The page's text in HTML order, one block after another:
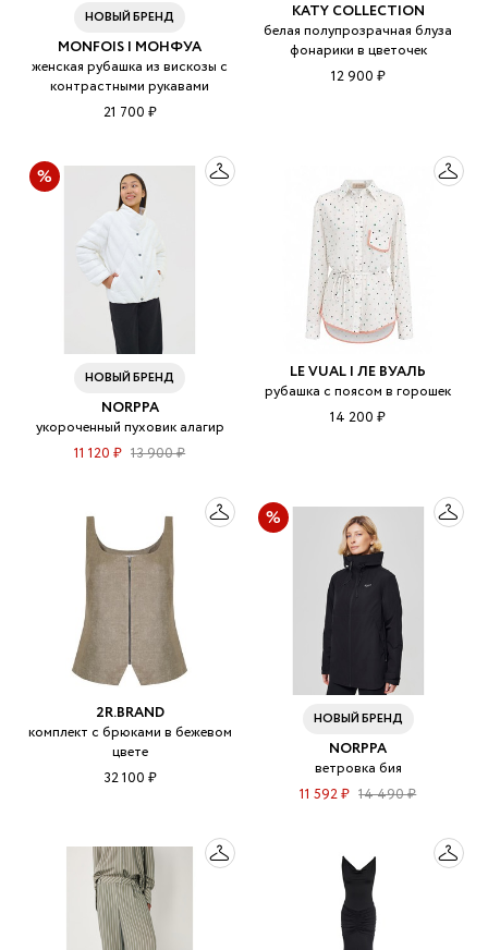
НОВЫЙ БРЕНД
MONFOIS | МОНФУА
женская рубашка из вискозы с
контрастными рукавами
21 700 ₽
KATY COLLECTION
белая полупрозрачная блуза
фонарики в цветочек
12 900 ₽
НОВЫЙ БРЕНД
NORPPA
укороченный пуховик алагир
11 120 ₽ 13 900 ₽
LE VUAL | ЛЕ ВУАЛЬ
рубашка с поясом в горошек
14 200 ₽
2R.BRAND
комплект с брюками в бежевом
цвете
32 100 ₽
НОВЫЙ БРЕНД
NORPPA
ветровка бия
11 592 ₽ 14 490 ₽